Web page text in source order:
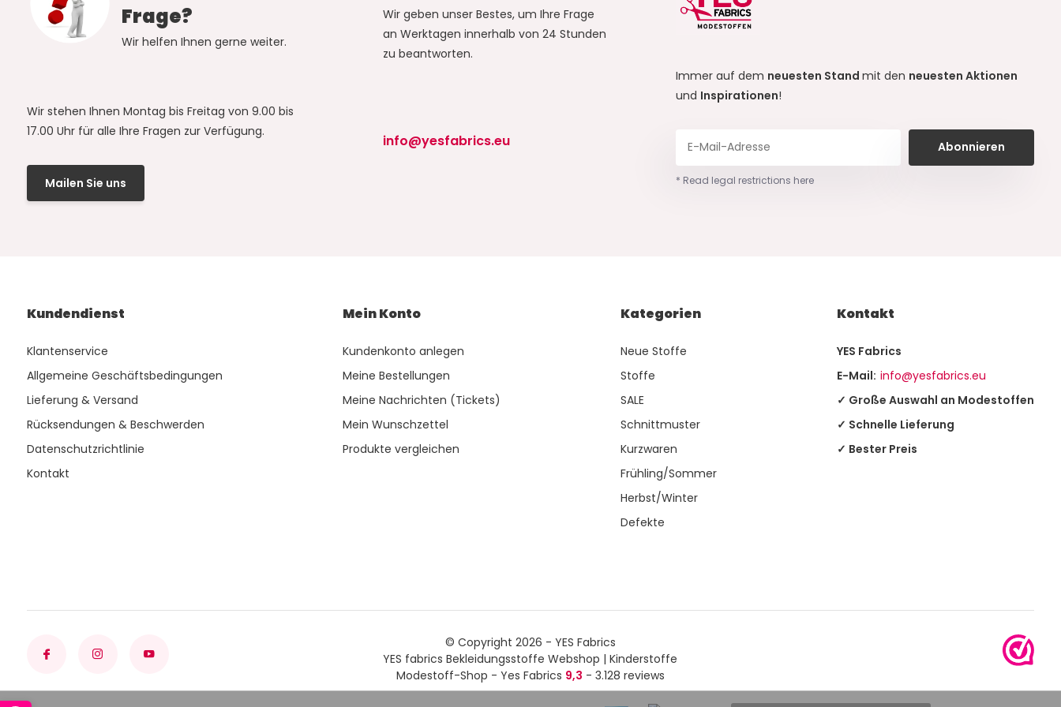
Frage?
Wir helfen Ihnen gerne weiter.
Wir stehen Ihnen Montag bis Freitag von 9.00 bis
17.00 Uhr für alle Ihre Fragen zur Verfügung.
Mailen Sie uns
Wir geben unser Bestes, um Ihre Frage
an Werktagen innerhalb von 24 Stunden
zu beantworten.
info@yesfabrics.eu
Immer auf dem neuesten Standmit den neuesten Aktionen
und Inspirationen!
Abonnieren
* Read legal restrictions here
Kundendienst
Klantenservice
Allgemeine Geschäftsbedingungen
Lieferung & Versand
Rücksendungen & Beschwerden
Datenschutzrichtlinie
Kontakt
Mein Konto
Kundenkonto anlegen
Meine Bestellungen
Meine Nachrichten (Tickets)
Mein Wunschzettel
Produkte vergleichen
Kategorien
Neue Stoffe
Stoffe
SALE
Schnittmuster
Kurzwaren
Frühling/Sommer
Herbst/Winter
Defekte
Kontakt
YES Fabrics
E-Mail: info@yesfabrics.eu
✓ Große Auswahl an Modestoffen
✓ Schnelle Lieferung
✓ Bester Preis
© Copyright 2026 - YES Fabrics
YES fabrics Bekleidungsstoffe Webshop | Kinderstoffe
Modestoff-Shop - Yes Fabrics 9,3 - 3.128 reviews